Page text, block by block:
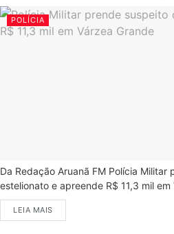
POLÍCIA
Da Redação Aruanã FM Polícia Militar
estelionato e apreende R$ 11,3 mil
LEIA MAIS